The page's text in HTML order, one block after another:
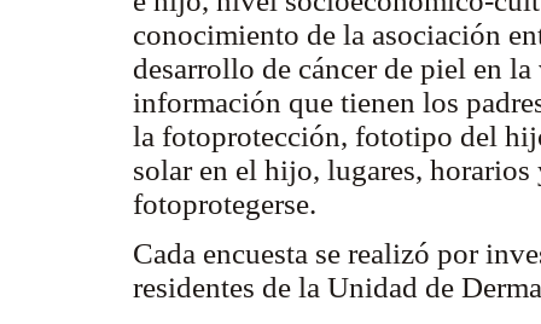
conocimiento de la asociación
desarrollo de cáncer de piel en
información que tienen los
la fotoprotección, fototipo del
solar en el hijo, lugares,
fotoprotegerse.
Cada encuesta se realizó por
residentes de la Unidad de